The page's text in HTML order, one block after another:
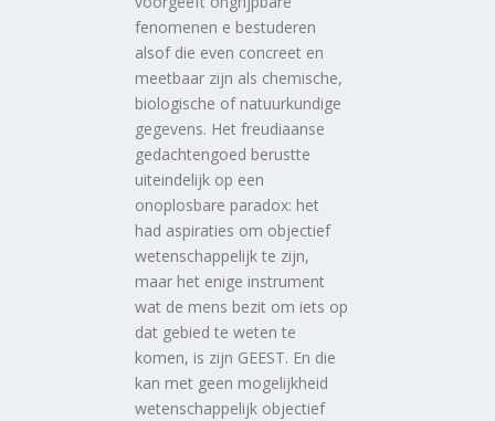
fenomenen e bestuderen
alsof die even concreet en
meetbaar zijn als chemische,
biologische of natuurkundige
gegevens. Het freudiaanse
gedachtengoed berustte
uiteindelijk op een
onoplosbare paradox: het
had aspiraties om objectief
wetenschappelijk te zijn,
maar het enige instrument
wat de mens bezit om iets op
dat gebied te weten te
komen, is zijn GEEST. En die
kan met geen mogelijkheid
wetenschappelijk objectief